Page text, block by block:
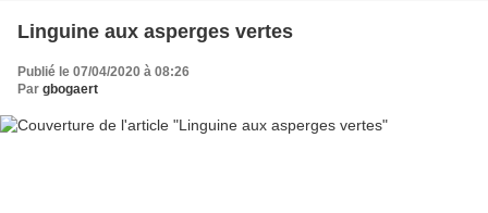
Linguine aux asperges vertes
Publié le 07/04/2020 à 08:26
Par gbogaert